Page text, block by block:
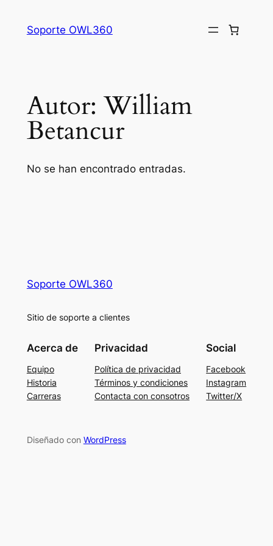
Soporte OWL360
Autor:William
Betancur
No se han encontrado entradas.
Soporte OWL360
Sitio de soporte a clientes
Acerca de
Equipo
Historia
Carreras
Privacidad
Política de privacidad
Términos y condiciones
Contacta con consotros
Social
Facebook
Instagram
Twitter/X
Diseñado con WordPress